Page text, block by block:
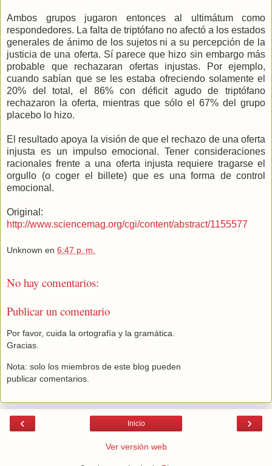
Ambos grupos jugaron entonces al ultimátum como
respondedores. La falta de triptófano no afectó a los estados
generales de ánimo de los sujetos ni a su percepción de la
justicia de una oferta. Sí parece que hizo sin embargo más
probable que rechazaran ofertas injustas. Por ejemplo,
cuando sabían que se les estaba ofreciendo solamente el
20% del total, el 86% con déficit agudo de triptófano
rechazaron la oferta, mientras que sólo el 67% del grupo
placebo lo hizo.
El resultado apoya la visión de que el rechazo de una oferta
injusta es un impulso emocional. Tener consideraciones
racionales frente a una oferta injusta requiere tragarse el
orgullo (o coger el billete) que es una forma de control
emocional.
Original:
http://www.sciencemag.org/cgi/content/abstract/1155577
Unknown en 6:47 p. m.
No hay comentarios:
Publicar un comentario
Por favor, cuida la ortografía y la gramática.
Gracias.
Nota: solo los miembros de este blog pueden
publicar comentarios.
‹ ›
Inicio
Ver versión web